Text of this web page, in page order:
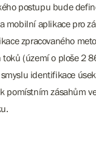
postupu bude
mobilní aplikace pro
zpracovaného
(území o ploše 2
identifikace
pomístním zásahům